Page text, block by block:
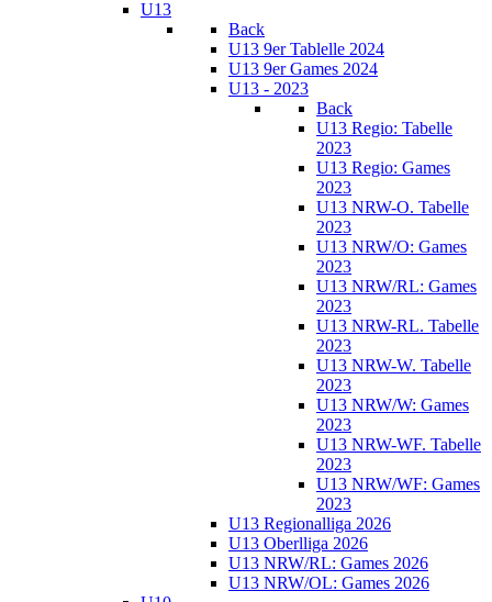
U13
Back
U13 9er Tablelle 2024
U13 9er Games 2024
U13 - 2023
Back
U13 Regio: Tabelle
2023
U13 Regio: Games
2023
U13 NRW-O. Tabelle
2023
U13 NRW/O: Games
2023
U13 NRW/RL: Games
2023
U13 NRW-RL. Tabelle
2023
U13 NRW-W. Tabelle
2023
U13 NRW/W: Games
2023
U13 NRW-WF. Tabelle
2023
U13 NRW/WF: Games
2023
U13 Regionalliga 2026
U13 Oberlliga 2026
U13 NRW/RL: Games 2026
U13 NRW/OL: Games 2026